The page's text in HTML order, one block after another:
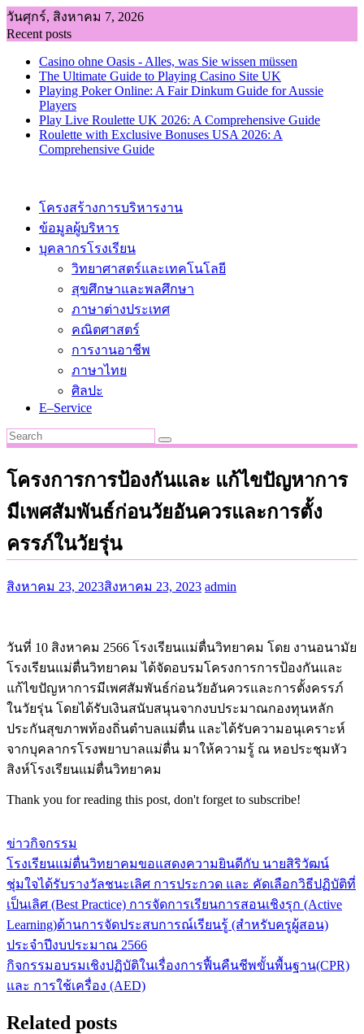
Skip
to
content
วันศุกร์, สิงหาคม 7, 2026
Recent posts
Casino ohne Oasis - Alles, was Sie wissen müssen
The Ultimate Guide to Playing Casino Site UK
Playing Poker Online: A Fair Dinkum Guide for Aussie
Players
Play Live Roulette UK 2026: A Comprehensive Guide
Roulette with Exclusive Bonuses USA 2026: A
Comprehensive Guide
โครงสร้างการบริหารงาน
ข้อมูลผู้บริหาร
บุคลากรโรงเรียน
วิทยาศาสตร์และเทคโนโลยี
สุขศึกษาและพลศึกษา
ภาษาต่างประเทศ
คณิตศาสตร์
การงานอาชีพ
ภาษาไทย
ศิลปะ
E–Service
โครงการการป้องกันและ แก้ไขปัญหาการ
มีเพศสัมพันธ์ก่อนวัยอันควรและการตั้ง
ครรภ์ในวัยรุ่น
สิงหาคม 23, 2023สิงหาคม 23, 2023 admin
วันที่ 10 สิงหาคม 2566 โรงเรียนแม่ตื่นวิทยาคม โดย งานอนามัย
โรงเรียนแม่ตื่นวิทยาคม ได้จัดอบรมโครงการการป้องกันและ
แก้ไขปัญหาการมีเพศสัมพันธ์ก่อนวัยอันควรและการตั้งครรภ์
ในวัยรุ่น โดยได้รับเงินสนับสนุนจากงบประมาณกองทุนหลัก
ประกันสุขภาพท้องถิ่นตำบลแม่ตื่น และได้รับความอนุเคราะห์
จากบุคลากรโรงพยาบาลแม่ตื่น มาให้ความรู้ ณ หอประชุมหัว
สิงห์โรงเรียนแม่ตื่นวิทยาคม
Thank you for reading this post, don't forget to subscribe!
ข่าวกิจกรรม
แนะแนว
เรื่อง
โรงเรียนแม่ตื่นวิทยาคมขอแสดงความยินดีกับ นายสิริวัฒน์
ชุ่มใจได้รับรางวัลชนะเลิศ การประกวด และ คัดเลือกวิธีปฏิบัติที่
เป็นเลิศ (Best Practice) การจัดการเรียนการสอนเชิงรุก (Active
Learning)ด้านการจัดประสบการณ์เรียนรู้ (สำหรับครูผู้สอน)
ประจำปีงบประมาณ 2566
กิจกรรมอบรมเชิงปฏิบัติในเรื่องการฟื้นคืนชีพขั้นพื้นฐาน(CPR)
และ การใช้เครื่อง (AED)
Related posts